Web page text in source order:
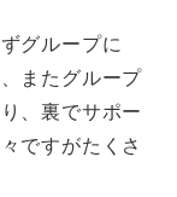
グループに
またグループ
、裏でサポー
ですがたくさ